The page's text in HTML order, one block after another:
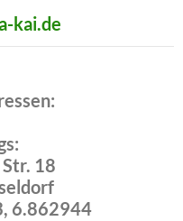
kai.de
18
6.862944